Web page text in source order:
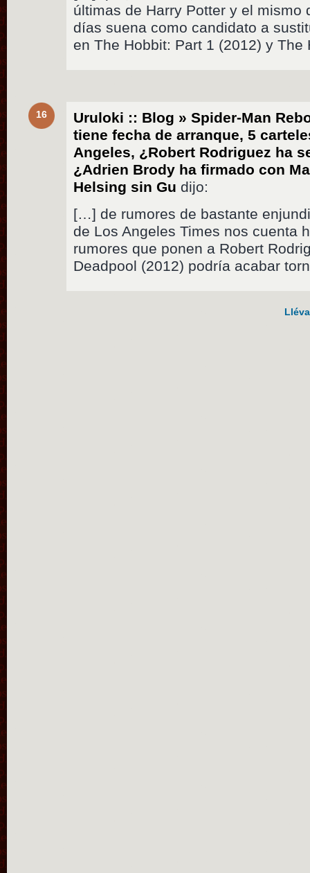
últimas de Harry Potter y el mismo
días suena como candidato a
en The Hobbit: Part 1 (2012) y
16
Uruloki :: Blog » Spider-Man
tiene fecha de arranque, 5
Angeles, ¿Robert Rodriguez ha
¿Adrien Brody ha firmado con
Helsing sin Gu dijo:
[…] de rumores de bastante
de Los Angeles Times nos cuenta
rumores que ponen a Robert
Deadpool (2012) podría acabar